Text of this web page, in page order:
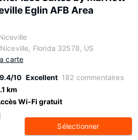
Eglin AFB Area
Florida 32578, US
carte
9.4/10 Excellent 182 commentaires
km
Wi-Fi gratuit
Sélectionner